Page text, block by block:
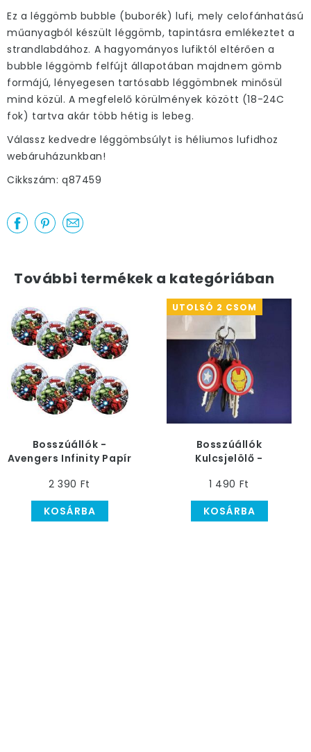
Ez a léggömb bubble (buborék) lufi, mely celofánhatású
műanyagból készült léggömb, tapintásra emlékeztet a
strandlabdához. A hagyományos lufiktól eltérően a
bubble léggömb felfújt állapotában majdnem gömb
formájú, lényegesen tartósabb léggömbnek minősül
mind közül. A megfelelő körülmények között (18-24C
fok) tartva akár több hétig is lebeg.
Válassz kedvedre léggömbsúlyt is héliumos lufidhoz
webáruházunkban!
Cikkszám: q87459
További termékek a kategóriában
Bosszúállók -
Avengers Infinity Papír
db
2 390 Ft
KOSÁRBA
UTOLSÓ 2 CSOM
Bosszúállók
Kulcsjelölő -
Kapitánya
1 490 Ft
KOSÁRBA